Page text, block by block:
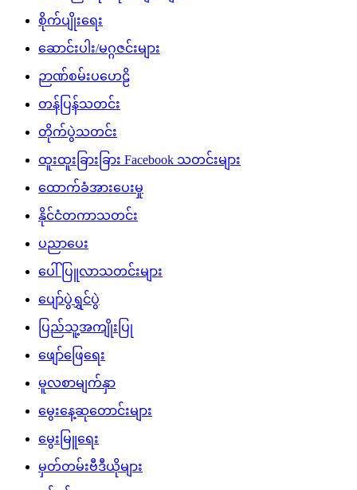
စိုက်ပျိုးရေး
ဆောင်းပါး/မဂ္ဂဇင်းများ
ဉာဏ်စမ်းပဟေဠိ
တန်ပြန်သတင်း
တိုက်ပွဲသတင်း
ထူးထူးခြားခြား Facebook သတင်းများ
ထောက်ခံအားပေးမှု
နိုင်ငံတကာသတင်း
ပညာပေး
ပေါ်ပြူလာသတင်းများ
ပျော်ပွဲရွှင်ပွဲ
ပြည်သူ့အကျိုးပြု
ဖျော်ဖြေရေး
မူလစာမျက်နှာ
မွေးနေ့ဆုတောင်းများ
မွေးမြူရေး
မှတ်တမ်းဗီဒီယိုများ